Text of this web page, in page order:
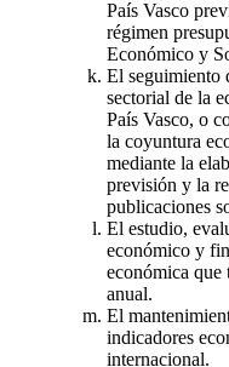
País Vasco
régimen
Económico y
El seguimiento
sectorial de la
País Vasco, o
la coyuntura
mediante la
previsión y la
publicaciones
El estudio,
económico y
económica que
anual.
El
indicadores
internacional.